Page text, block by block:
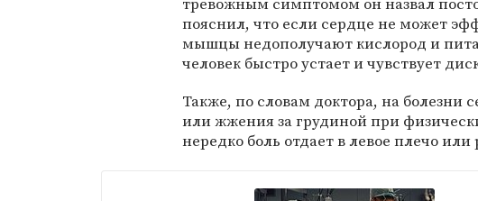
пояснил, что если сердце не может
мышцы недополучают кислород и
человек быстро устает и чувствует
Также, по словам доктора, на болезни
или жжения за грудиной при
нередко боль отдает в левое плечо